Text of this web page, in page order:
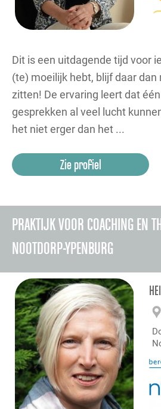
Dit is een uitdagende tijd voor
(te) moeilijk hebt, blijf daar dan
zitten! De ervaring leert dat
gesprekken al veel lucht
het niet erger dan het ...
Zie profiel
PRAKTIJK VOOR COACHING EN
NOOTDORP-YPENBURG